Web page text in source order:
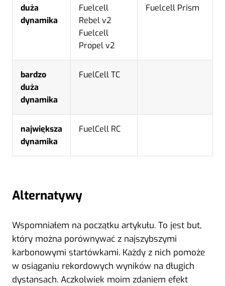
duża
dynamika
Fuelcell
Rebel v2
Fuelcell
Propel v2
Fuelcell Prism
bardzo
duża
dynamika
FuelCell TC
największa
dynamika
FuelCell RC
Alternatywy
Wspomniałem na początku artykułu. To jest but,
który można porównywać z najszybszymi
karbonowymi startówkami. Każdy z nich pomoże
w osiąganiu rekordowych wyników na długich
dystansach. Aczkolwiek moim zdaniem efekt